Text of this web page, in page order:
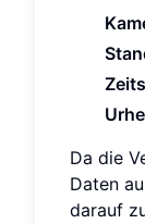
Da die
Daten
darauf